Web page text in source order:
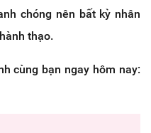
chóng nên bất kỳ nhân
thạo.
cùng bạn ngay hôm nay: